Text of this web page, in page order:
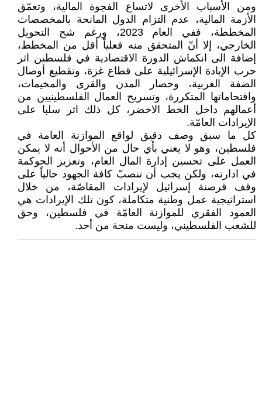
ومن الأسباب الأخرى لاتساع الفجوة المالية، وتعمّق
الأزمة المالية، عدم التزام الدول المانحة بالمخصصات
المخططة، ففي العام 2023، ورغم شح التحويل
الخارجي، إلا أنّ المتحقق منه فعلياً أقل من المخطط،
إضافة الى انكماش الدورة الاقتصادية في فلسطين اثر
حرب الإبادة الإسرائيلية على قطاع غزة، وتقطيع أوصال
الضفة الغربية، وحصار المدن والقرى والمخيمات،
واقتحاماتها المتكررة، وتسريح العمال الفلسطينيين من
أعمالهم داخل الخط الاخضر، كل ذلك اثر سلبا على
الإيرادات العامّة.
كل ما سبق وصف دقيق لواقع الموازنة العامة في
فلسطين، وهو لا يعني بأي حال من الأحوال أنه لا يمكن
العمل على تحسين إدارة المال العام، وتعزيز الحوكمة
في ادارته، ولكن يجب أن تنصبّ كافة الجهود حالياً على
وقف قرصنة إسرائيل لإيرادات المقاصّة، من خلال
استراتيجية عمل وطنية متكاملة، كون تلك الإيرادات هي
العمود الفقري للموازنة العامّة في فلسطين، وحق
للشعب الفلسطيني، وليست منحة من أحد.